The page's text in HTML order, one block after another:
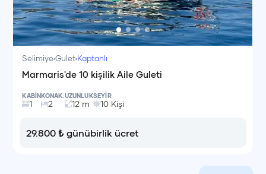
SelimiyeGulet Kaptanlı
Marmaris'de 10 kişilik Aile Guleti
KABİN
1
KONAK.
2
UZUNLUK
12 m
SEYİR
10 Kişi
29.800 ₺ günübirlik ücret